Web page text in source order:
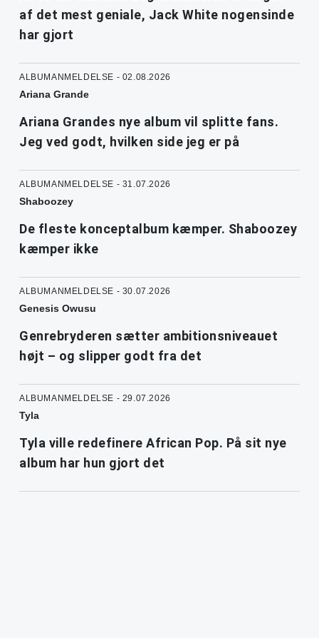
af det mest geniale, Jack White nogensinde
har gjort
ALBUMANMELDELSE - 02.08.2026
Ariana Grande
Ariana Grandes nye album vil splitte fans.
Jeg ved godt, hvilken side jeg er på
ALBUMANMELDELSE - 31.07.2026
Shaboozey
De fleste konceptalbum kæmper. Shaboozey
kæmper ikke
ALBUMANMELDELSE - 30.07.2026
Genesis Owusu
Genrebryderen sætter ambitionsniveauet
højt – og slipper godt fra det
ALBUMANMELDELSE - 29.07.2026
Tyla
Tyla ville redefinere African Pop. På sit nye
album har hun gjort det